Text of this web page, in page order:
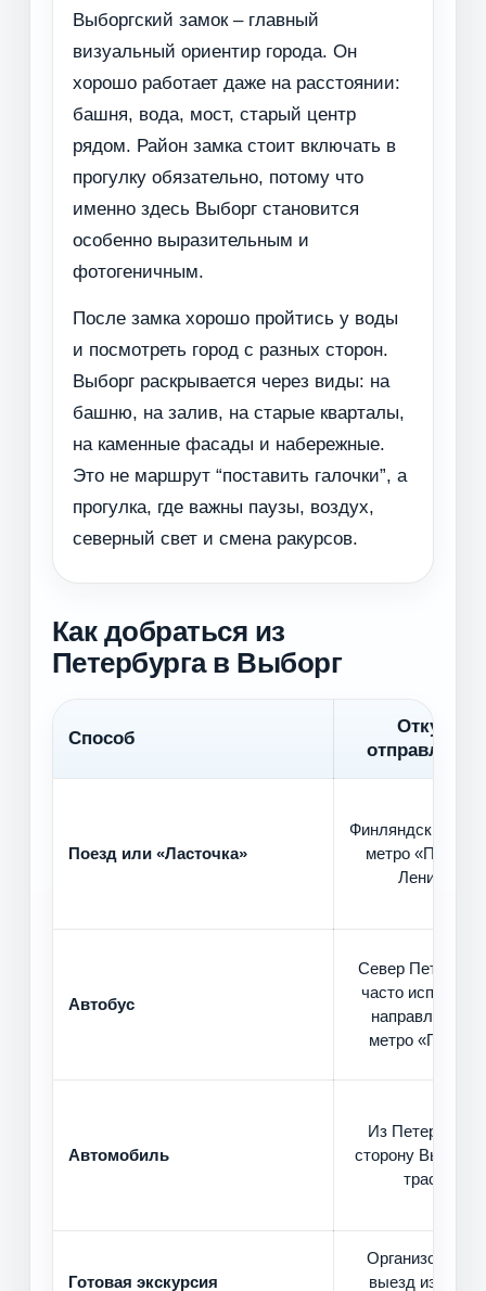
Выборгский замок – главный
визуальный ориентир города. Он
хорошо работает даже на расстоянии:
башня, вода, мост, старый центр
рядом. Район замка стоит включать в
прогулку обязательно, потому что
именно здесь Выборг становится
особенно выразительным и
фотогеничным.
После замка хорошо пройтись у воды
и посмотреть город с разных сторон.
Выборг раскрывается через виды: на
башню, на залив, на старые кварталы,
на каменные фасады и набережные.
Это не маршрут “поставить галочки”, а
прогулка, где важны паузы, воздух,
северный свет и смена ракурсов.
Как добраться из
Петербурга в Выборг
Способ
Откуда
Поезд или «Ласточка»
Финляндский
метро
Ленина»
Автобус
Север
часто
направление
метро
Автомобиль
Из Петербурга
сторону Выборга
трассе
Готовая экскурсия
выезд из